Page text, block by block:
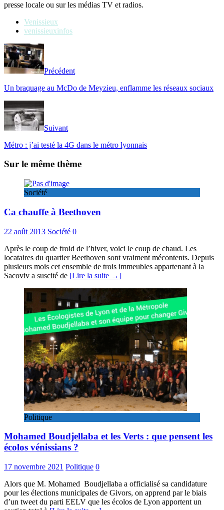
presse locale ou sur les médias TV et radios.
Venissieux
venissieuxinfos
Précédent
Un braquage au McDo de Meyzieu, enflamme les réseaux sociaux
Suivant
Métro : j’ai testé la 4G dans le métro lyonnais
Sur le même thème
Société
Ca chauffe à Beethoven
22 août 2013 Société 0
Après le coup de froid de l’hiver, voici le coup de chaud. Les
locataires du quartier Beethoven sont vraiment mécontents. Depuis
plusieurs mois cet ensemble de trois immeubles appartenant à la
Sacoviv a suscité de [Lire la suite →]
Politique
Mohamed Boudjellaba et les Verts : que pensent les
écolos vénissians ?
17 novembre 2021 Politique 0
Alors que M. Mohamed Boudjellaba a officialisé sa candidature
pour les élections municipales de Givors, on apprend par le biais
d’un tweet du parti EELV que les écolos de Lyon apportent un